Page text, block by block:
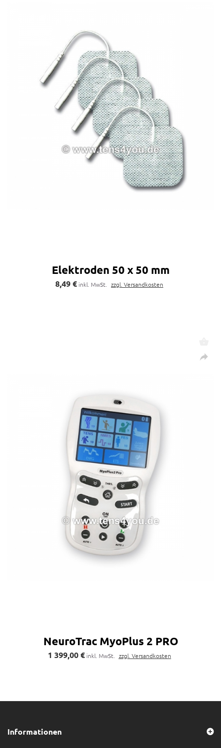
Elektroden 50 x 50 mm
8,49 € inkl. MwSt. zzgl. Versandkosten
NeuroTrac MyoPlus 2 PRO
1 399,00 € inkl. MwSt. zzgl. Versandkosten
Informationen